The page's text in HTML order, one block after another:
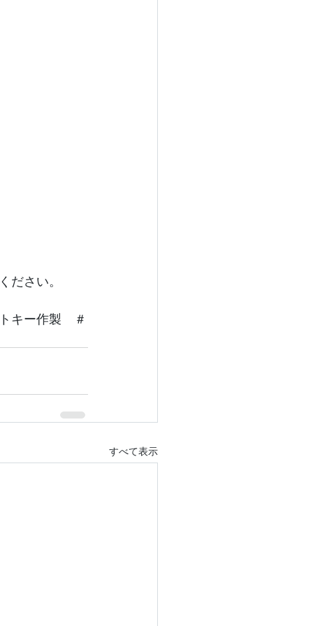
さい。
キー作製　＃
すべて表示